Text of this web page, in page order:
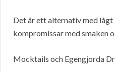
Det är ett alternativ med
kompromissar med smaken
Mocktails och Egengjorda